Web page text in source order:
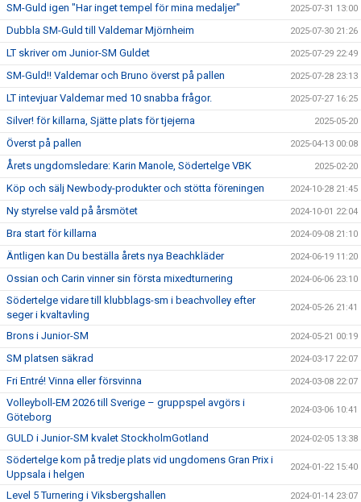
SM-Guld igen "Har inget tempel för mina medaljer" 2025-07-31 13:00
Dubbla SM-Guld till Valdemar Mjörnheim 2025-07-30 21:26
LT skriver om Junior-SM Guldet 2025-07-29 22:49
SM-Guld!! Valdemar och Bruno överst på pallen 2025-07-28 23:13
LT intevjuar Valdemar med 10 snabba frågor. 2025-07-27 16:25
Silver! för killarna, Sjätte plats för tjejerna 2025-05-20
Överst på pallen 2025-04-13 00:08
Årets ungdomsledare: Karin Manole, Södertelge VBK 2025-02-20
Köp och sälj Newbody-produkter och stötta föreningen 2024-10-28 21:45
Ny styrelse vald på årsmötet 2024-10-01 22:04
Bra start för killarna 2024-09-08 21:10
Äntligen kan Du beställa årets nya Beachkläder 2024-06-19 11:20
Ossian och Carin vinner sin första mixedturnering 2024-06-06 23:10
Södertelge vidare till klubblags-sm i beachvolley efter
seger i kvaltavling
2024-05-26 21:41
Brons i Junior-SM 2024-05-21 00:19
SM platsen säkrad 2024-03-17 22:07
Fri Entré! Vinna eller försvinna 2024-03-08 22:07
Volleyboll-EM 2026 till Sverige – gruppspel avgörs i
Göteborg
2024-03-06 10:41
GULD i Junior-SM kvalet StockholmGotland 2024-02-05 13:38
Södertelge kom på tredje plats vid ungdomens Gran Prix i
Uppsala i helgen
2024-01-22 15:40
Level 5 Turnering i Viksbergshallen 2024-01-14 23:07